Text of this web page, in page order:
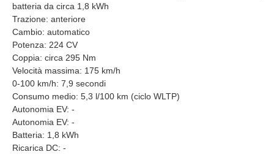
batteria da circa 1,8 kWh
Trazione: anteriore
Cambio: automatico
Potenza: 224 CV
Coppia: circa 295 Nm
Velocità massima: 175 km/h
0-100 km/h: 7,9 secondi
Consumo medio: 5,3 l/100 km (ciclo WLTP)
Autonomia EV: -
Autonomia EV: -
Batteria: 1,8 kWh
Ricarica DC: -